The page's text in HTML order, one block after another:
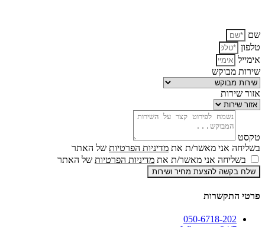
מבוקש
אני מאשר/ת אתמדיניות הפרטיותשל האתר
אני מאשר/ת אתמדיניות הפרטיותשל האתר
להצעת מחיר ושירות
התקשרות
050-6718-202